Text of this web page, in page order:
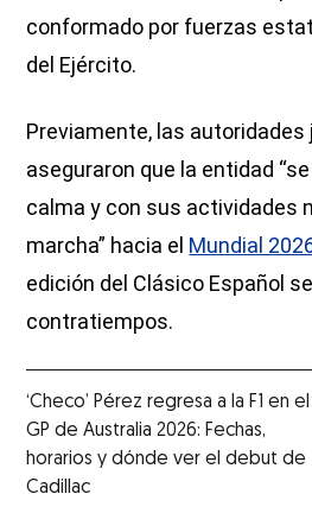
conformado por fuerzas
del Ejército.
Previamente, las autoridades
aseguraron que la entidad
calma y con sus actividades
marcha” hacia el Mundial
edición del Clásico Español
contratiempos.
‘Checo’ Pérez regresa a la F1 en el
GP de Australia 2026: Fechas,
horarios y dónde ver el debut de
Cadillac